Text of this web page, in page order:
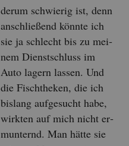
der­um schwie­rig ist, denn
an­schlie­ßend könn­te ich
sie ja schlecht bis zu mei­
nem Dienst­schluss im
Auto la­gern las­sen. Und
die Fisch­the­ken, die ich
bis­lang auf­ge­sucht habe,
wirk­ten auf mich nicht er­
mun­ternd. Man hätte sie